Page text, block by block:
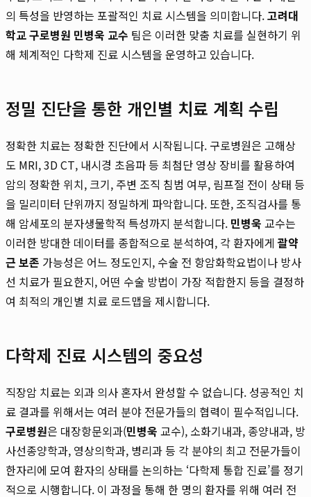
의 특성을 반영하는 포괄적인 치료 시스템을 의미합니다.고려대
학교 구로병원 민병욱 교수 팀은 이러한 맞춤 치료를 실현하기 위
해 체계적인 다학제 진료 시스템을 운영하고 있습니다.
정밀 진단을 통한 개인별 치료 계획 수립
정확한 치료는 정확한 진단에서 시작됩니다. 구로병원은 고해상
도 MRI, 3D CT, 내시경 초음파 등 최첨단 영상 장비를 활용하여
암의 정확한 위치, 크기, 주변 조직 침범 여부, 림프절 전이 상태 등
을 밀리미터 단위까지 정밀하게 파악합니다. 또한, 조직검사를 통
해 암세포의 분자생물학적 특성까지 분석합니다. 민병욱 교수는
이러한 방대한 데이터를 종합적으로 분석하여, 각 환자에게괄약
근 보존 가능성은 어느 정도인지, 수술 전 항암화학요법이나 방사
선 치료가 필요한지, 어떤 수술 방법이 가장 적합한지 등을 결정하
여 최적의 개인별 치료 로드맵을 제시합니다.
다학제 진료 시스템의 중요성
직장암 치료는 외과 의사 혼자서 완성할 수 없습니다. 성공적인 치
료 결과를 위해서는 여러 분야 전문가들의 협력이 필수적입니다.
구로병원은 대장항문외과(민병욱 교수), 소화기내과, 종양내과, 방
사선종양학과, 영상의학과, 병리과 등 각 분야의 최고 전문가들이
한자리에 모여 환자의 상태를 논의하는 ‘다학제 통합 진료’를 정기
적으로 시행합니다. 이 과정을 통해 한 명의 환자를 위해 여러 전